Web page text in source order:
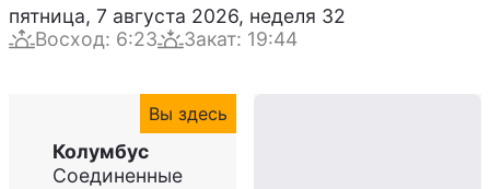
пятница, 7 августа 2026, неделя 32
Восход: 6:23 Закат: 19:44
Вы здесь
Колумбус
Соединенные